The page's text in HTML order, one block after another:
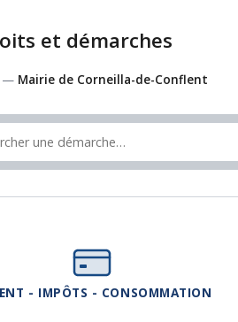
et démarches
— Mairie de Corneilla-de-Conflent
- IMPÔTS - CONSOMMATION